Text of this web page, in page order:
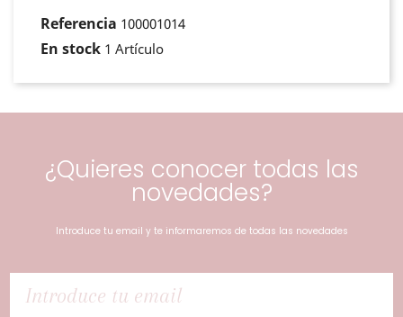
Referencia 100001014
En stock 1 Artículo
¿Quieres conocer todas las
novedades?
Introduce tu email y te informaremos de todas las novedades